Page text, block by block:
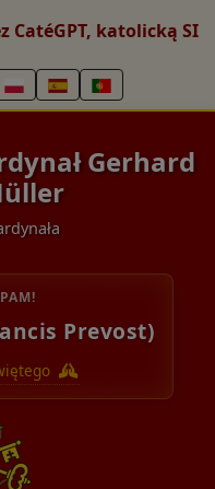
CatéGPT, katolicką SI
Gerhard
Prevost)